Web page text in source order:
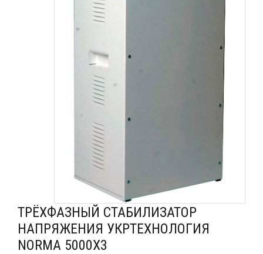
ТРЁХФАЗНЫЙ СТАБИЛИЗАТОР
НАПРЯЖЕНИЯ УКРТЕХНОЛОГИЯ
NORMA 5000Х3